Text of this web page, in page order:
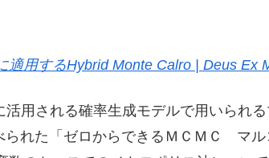
適用するHybrid Monte Calro | Deus Ex
用される確率生成モデルで用いられ
られた「ゼロからできるＭＣＭＣ マル